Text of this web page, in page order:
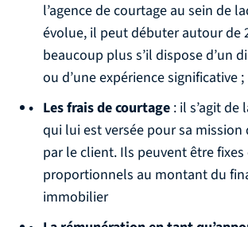
l’agence de courtage au sein de
évolue, il peut débuter autour de
beaucoup plus s’il dispose d’un
ou d’une expérience significative ;
Les frais de courtage : il s’agit
qui lui est versée pour sa
par le client. Ils peuvent être fixes
proportionnels au montant du
immobilier